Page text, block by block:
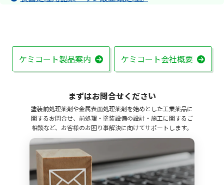
ケミコート製品案内 ケミコート会社概要
まずはお問合せください
塗装前処理薬剤や金属表面処理薬剤を始めとした工業薬品に
関するお問合せ、前処理・塗装設備の設計・施工に関するご
相談など、お客様のお困り事解決に向けてサポートします。